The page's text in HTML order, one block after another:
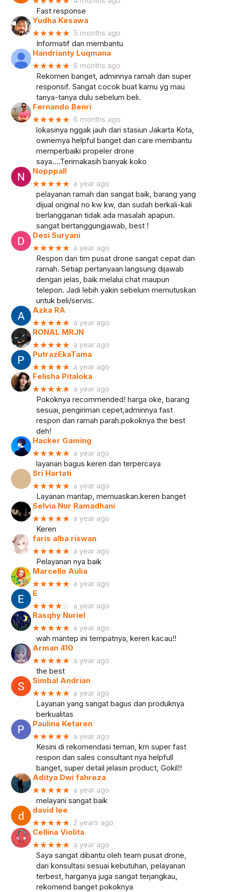
Fast response
Yudha Kesawa
★★★★★ 5 months ago
Informatif dan membantu
Handrianty Luqmana
★★★★★ 6 months ago
Rekomen banget, adminnya ramah dan super
responsif. Sangat cocok buat kamu yg mau
tanya-tanya dulu sebelum beli.
Fernando Benri
★★★★★ 6 months ago
lokasinya nggak jauh dari stasiun Jakarta Kota,
ownernya helpful banget dan care membantu
memperbaiki propeler drone
saya....Terimakasih banyak koko
Nopppall
★★★★★ a year ago
pelayanan ramah dan sangat baik, barang yang
dijual original no kw kw, dan sudah berkali-kali
berlangganan tidak ada masalah apapun.
sangat bertanggungjawab, best !
Desi Suryani
★★★★★ a year ago
Respon dari tim pusat drone sangat cepat dan
ramah. Setiap pertanyaan langsung dijawab
dengan jelas, baik melalui chat maupun
telepon. Jadi lebih yakin sebelum memutuskan
untuk beli/servis.
Azka RA
★★★★★ a year ago
RONAL MRJN
★★★★★ a year ago
PutrazEkaTama
★★★★★ a year ago
Felisha Pitaloka
★★★★★ a year ago
Pokoknya recommended! harga oke, barang
sesuai, pengiriman cepet,adminnya fast
respon dan ramah parah.pokoknya the best
deh!
Hacker Gaming
★★★★★ a year ago
layanan bagus keren dan terpercaya
Sri Hartati
★★★★★ a year ago
Layanan mantap, memuaskan.keren banget
Selvia Nur Ramadhani
★★★★★ a year ago
Keren
faris alba riswan
★★★★★ a year ago
Pelayanan nya baik
Marcello Aulia
★★★★★ a year ago
E
★★★★☆ a year ago
Rasqhy Nuriel
★★★★★ a year ago
wah mantep ini tempatnya, keren kacau!!
Arman 410
★★★★★ a year ago
the best
Simbal Andrian
★★★★★ a year ago
Layanan yang sangat bagus dan produknya
berkualitas
Paulina Ketaren
★★★★★ a year ago
Kesini di rekomendasi teman, krn super fast
respon dan sales consultant nya helpfull
banget, super detail jelasin product, Gokil!!
Aditya Dwi fahreza
★★★★★ a year ago
melayani sangat baik
david lee
★★★★★ 2 years ago
Cellina Violita
★★★★★ a year ago
Saya sangat dibantu oleh team pusat drone,
dari konsultasi sesuai kebutuhan, pelayanan
terbest, harganya juga sangat terjangkau,
rekomend banget pokoknya